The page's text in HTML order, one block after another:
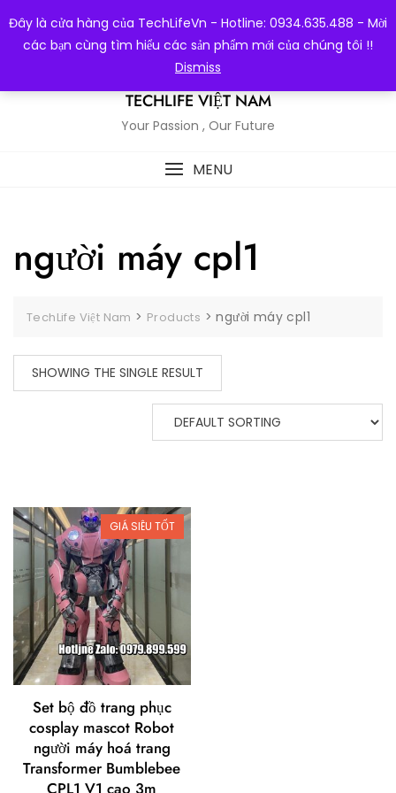
Đây là cửa hàng của TechLifeVn - Hotline: 0934.635.488 - Mời
các bạn cùng tìm hiểu các sản phẩm mới của chúng tôi !!
Dismiss
to
content
TECHLIFE VIỆT NAM
Your Passion , Our Future
MENU
người máy cpl1
TechLife Việt Nam > Products >người máy cpl1
SHOWING THE SINGLE RESULT
GIÁ SIÊU TỐT
Set bộ đồ trang phục
cosplay mascot Robot
người máy hoá trang
Transformer Bumblebee
CPL1 V1 cao 3m